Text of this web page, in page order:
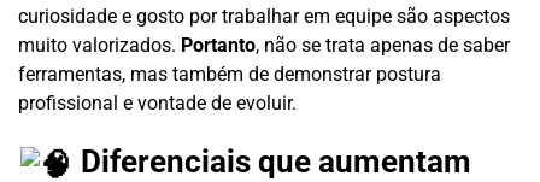
curiosidade e gosto por trabalhar em equipe são aspectos
muito valorizados. Portanto, não se trata apenas de saber
ferramentas, mas também de demonstrar postura
profissional e vontade de evoluir.
Diferenciais que aumentam